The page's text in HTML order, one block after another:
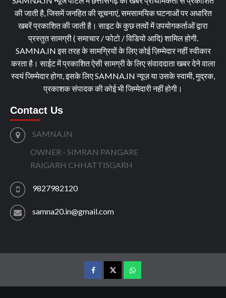
की जाती है, जिसमें जनहित की सूचनाएं, समसामयिक घटनाओं पर अधारित
खबरें प्रकाशित की जाती है। साइट के कुछ तत्वों में उपयोगकर्ताओं द्वारा
प्रस्तुत सामग्री ( समाचार / फोटो / विडियो आदि) शामिल होगी.
SAMNA.IN इस तरह के सामग्रियों के लिए कोई ज़िम्मेदार नहीं स्वीकार
करता है। साईट में प्रकाशित ऐसी सामग्री के लिए संवाददाता खबर देने वाला
स्वयं जिम्मेदार होगा, इसके लिए SAMNA.IN न्यूज़ या उसके स्वामी, मुद्रक,
प्रकाशक संपादक की कोई भी जिम्मेदारी नहीं होगी।
Contact Us
SAMNA.IN
OWNER - SIMRAN PANGARE
RAIGARH CHHATTISGARH
9827982120
samna20.in@gmail.com
facebooktwitterwtsp